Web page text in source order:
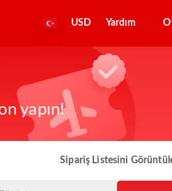
USD Yardım
yapın!
Sipariş Listesini